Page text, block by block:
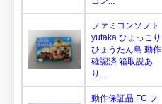
ファミコンソフト
yutaka ひょっこり
ひょうたん島 動作
確認済 箱取説あ
り...
動作保証品 FC フ